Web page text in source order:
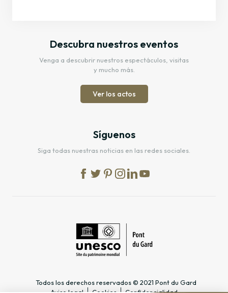
Descubra nuestros eventos
Venga a descubrir nuestros espectáculos, visitas
y mucho más.
Ver los actos
Síguenos
Siga todas nuestras noticias en las redes sociales.
Todos los derechos reservados © 2021 Pont du Gard